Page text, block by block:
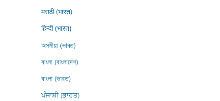
मराठी (भारत)
हिन्दी (भारत)
অসমীয়া (ভাৰত)
বাংলা (বাংলাদেশ)
বাংলা (ভারত)
ਪੰਜਾਬੀ (ਭਾਰਤ)